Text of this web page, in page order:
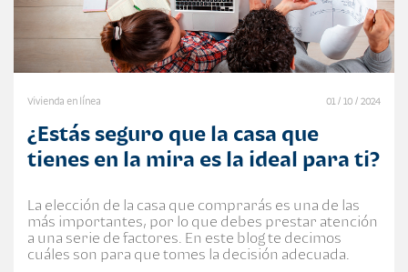
Vivienda en línea 01 / 10 / 2024
¿Estás seguro que la casa que
tienes en la mira es la ideal para ti?
La elección de la casa que comprarás es una de las
más importantes, por lo que debes prestar atención
a una serie de factores. En este blog te decimos
cuáles son para que tomes la decisión adecuada.